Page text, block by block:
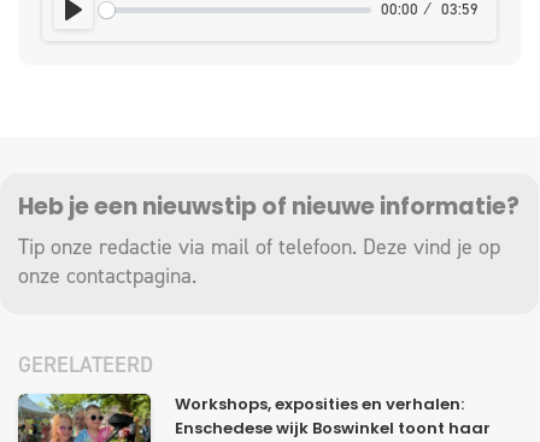
PLAY 00:00 03:59
Heb je een nieuwstip of nieuwe informatie?
Tip onze redactie via mail of telefoon. Deze vind je op
onze contactpagina.
GERELATEERD
Workshops, exposities en verhalen:
Enschedese wijk Boswinkel toont haar